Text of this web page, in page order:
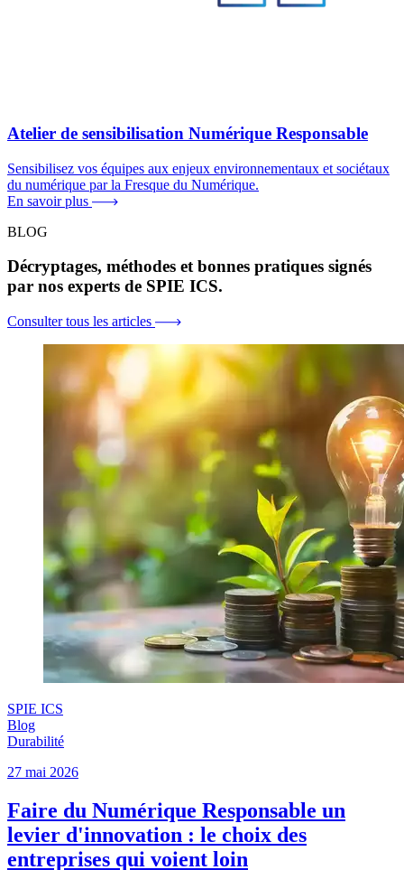
Atelier de sensibilisation Numérique Responsable
Sensibilisez vos équipes aux enjeux environnementaux et sociétaux
du numérique par la Fresque du Numérique.
En savoir plus
BLOG
Décryptages, méthodes et bonnes pratiques signés
par nos experts de SPIE ICS.
Consulter tous les articles
SPIE ICS
Blog
Durabilité
27 mai 2026
Faire du Numérique Responsable un
levier d'innovation : le choix des
entreprises qui voient loin